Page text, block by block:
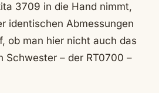
3709 in die Hand nimmt,
identischen Abmessungen
ob man hier nicht auch das
Schwester – der RT0700 –